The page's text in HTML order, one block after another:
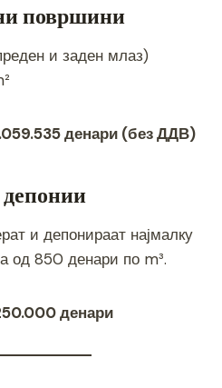
површини
и заден млаз)
денари (без ДДВ)
и депонираат најмалку
од 850 денари по m³.
денари